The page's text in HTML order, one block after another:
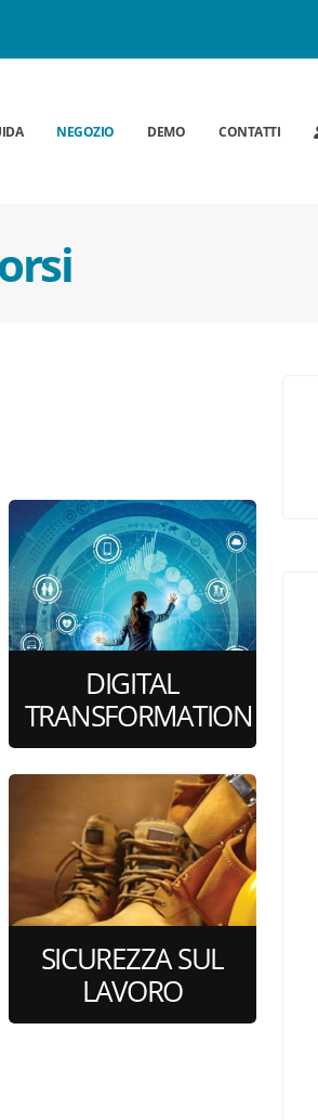
NEGOZIO DEMO CONTATTI
DIGITAL
TRANSFORMATION
31 corsi di formazione
online
SICUREZZA SUL
LAVORO
201 corsi di formazione